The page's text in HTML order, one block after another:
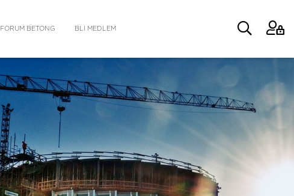
FORUM BETONG BLI MEDLEM